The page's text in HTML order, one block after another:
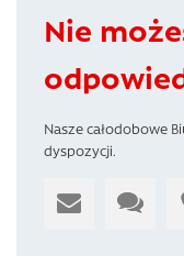
Nie
Nasze całodobowe
dyspozycji.